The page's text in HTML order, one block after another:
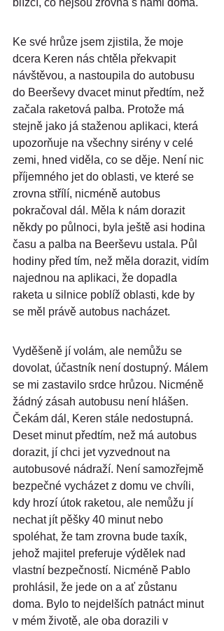
blízcí, co nejsou zrovna s námi doma.
Ke své hrůze jsem zjistila, že moje
dcera Keren nás chtěla překvapit
návštěvou, a nastoupila do autobusu
do Beerševy dvacet minut předtím, než
začala raketová palba. Protože má
stejně jako já staženou aplikaci, která
upozorňuje na všechny sirény v celé
zemi, hned viděla, co se děje. Není nic
příjemného jet do oblasti, ve které se
zrovna střílí, nicméně autobus
pokračoval dál. Měla k nám dorazit
někdy po půlnoci, byla ještě asi hodina
času a palba na Beerševu ustala. Půl
hodiny před tím, než měla dorazit, vidím
najednou na aplikaci, že dopadla
raketa u silnice poblíž oblasti, kde by
se měl právě autobus nacházet.
Vyděšeně jí volám, ale nemůžu se
dovolat, účastník není dostupný. Málem
se mi zastavilo srdce hrůzou. Nicméně
žádný zásah autobusu není hlášen.
Čekám dál, Keren stále nedostupná.
Deset minut předtím, než má autobus
dorazit, jí chci jet vyzvednout na
autobusové nádraží. Není samozřejmě
bezpečné vycházet z domu ve chvíli,
kdy hrozí útok raketou, ale nemůžu jí
nechat jít pěšky 40 minut nebo
spoléhat, že tam zrovna bude taxík,
jehož majitel preferuje výdělek nad
vlastní bezpečností. Nicméně Pablo
prohlásil, že jede on a ať zůstanu
doma. Bylo to nejdelších patnáct minut
v mém životě, ale oba dorazili v